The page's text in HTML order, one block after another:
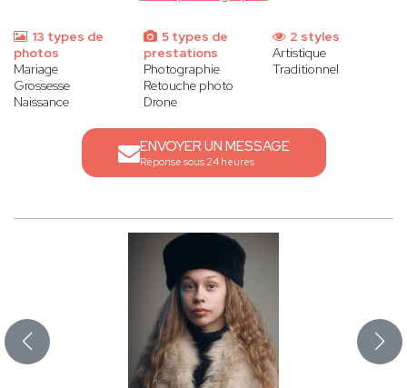
13 types de
photos
Mariage
Grossesse
Naissance
5 types de
prestations
Photographie
Retouche photo
Drone
2 styles
Artistique
Traditionnel
ENVOYER UN MESSAGE
Réponse sous 24 heures